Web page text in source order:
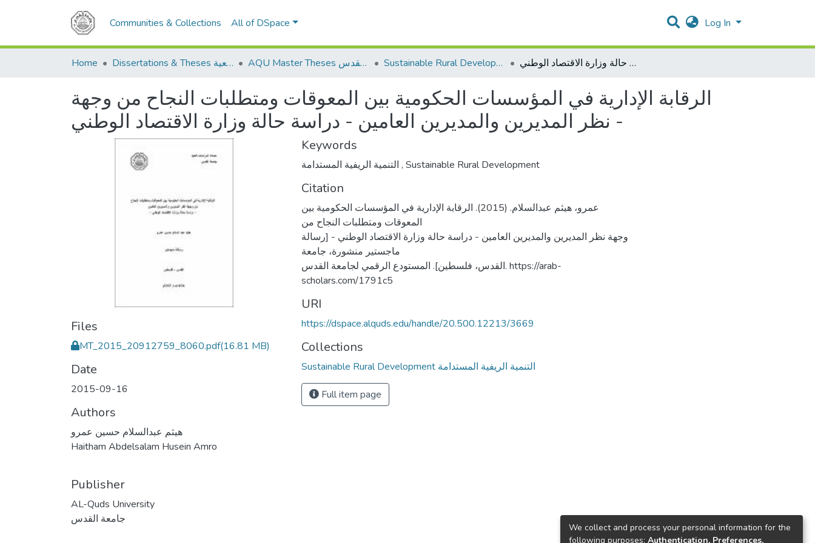
Communities & Collections All of DSpace Log In
Home Dissertations & Theses الرسائل الجامعية AQU Master Theses الرسائل الجامعية الخاصة بجامعة القدس Sustainable Rural Development التنمية الريفية المستدامة الرقابة الإدارية في المؤسسات الحكومية بين المعوقات ومتطلبات النجاح من وجهة نظر المديرين والمديرين العامين - دراسة حالة وزارة الاقتصاد الوطني -
الرقابة الإدارية في المؤسسات الحكومية بين المعوقات ومتطلبات النجاح من وجهة
نظر المديرين والمديرين العامين - دراسة حالة وزارة الاقتصاد الوطني -
Files
MT_2015_20912759_8060.pdf(16.81 MB)
Date
2015-09-16
Authors
هيثم عبدالسلام حسين عمرو
Haitham Abdelsalam Husein Amro
Publisher
AL-Quds University
جامعة القدس
Keywords
, Sustainable Rural Development
Citation
عمرو، هيثم عبدالسلام. (2015). الرقابة الإدارية في المؤسسات الحكومية بين
المعوقات ومتطلبات النجاح من
وجهة نظر المديرين والمديرين العامين - دراسة حالة وزارة الاقتصاد الوطني - [رسالة
ماجستير منشورة، جامعة
القدس، فلسطين]. المستودع الرقمي لجامعة القدس. https://arab-
scholars.com/1791c5
URI
https://dspace.alquds.edu/handle/20.500.12213/3669
Collections
Sustainable Rural Development التنمية الريفية المستدامة
Full item page
We collect and process your personal information for the
following purposes: Authentication, Preferences,